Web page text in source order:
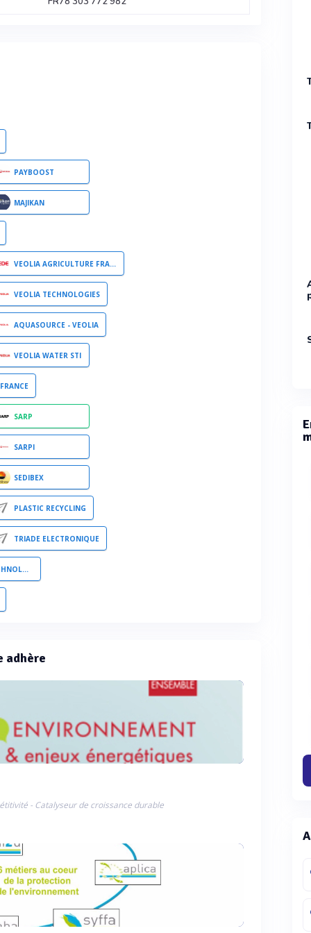
PAYBOOST
MAJIKAN
VEOLIA AGRICULTURE FRANCE
VEOLIA TECHNOLOGIES
AQUASOURCE - VEOLIA
VEOLIA WATER STI
SARP
SARPI
SEDIBEX
PLASTIC RECYCLING
TRIADE ELECTRONIQUE
adhère
- Catalyseur de croissance durable